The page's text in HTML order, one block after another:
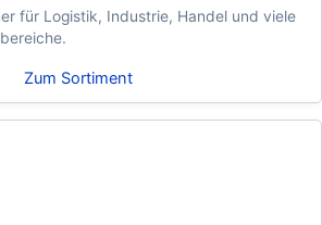
für Logistik, Industrie, Handel und viele
Zum Sortiment